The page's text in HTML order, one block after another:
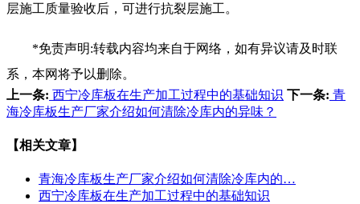
层施工质量验收后，可进行抗裂层施工。
*免责声明:转载内容均来自于网络，如有异议请及时联
系，本网将予以删除。
上一条: 西宁冷库板在生产加工过程中的基础知识 下一条: 青
海冷库板生产厂家介绍如何清除冷库内的异味？
【相关文章】
青海冷库板生产厂家介绍如何清除冷库内的…
西宁冷库板在生产加工过程中的基础知识